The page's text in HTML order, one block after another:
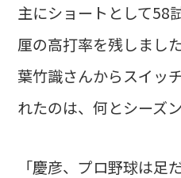
主にショートとして58
厘の高打率を残しまし
葉竹識さんからスイッ
れたのは、何とシーズ
「慶彦、プロ野球は足